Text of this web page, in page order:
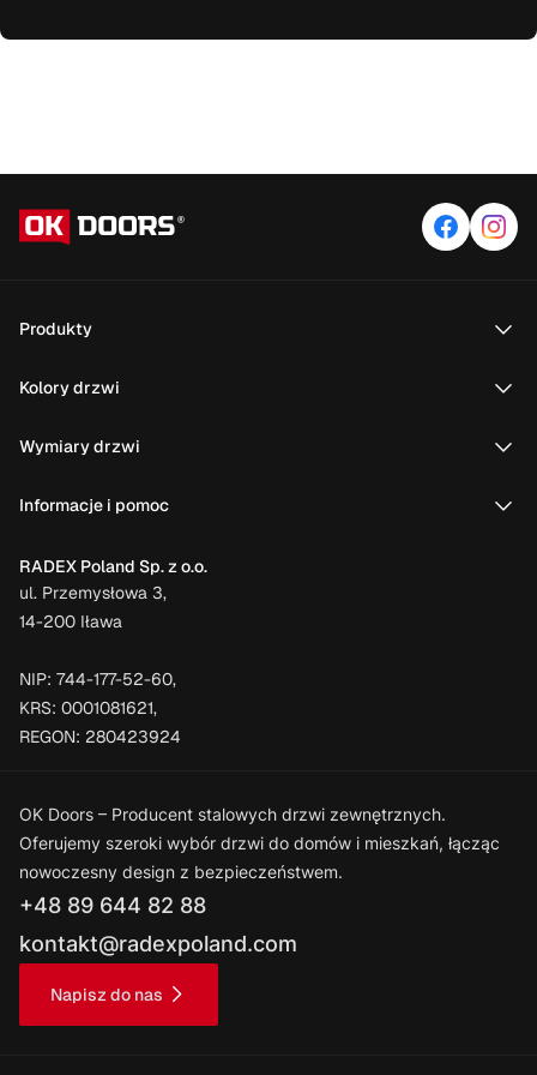
Produkty
Kolory drzwi
Wymiary drzwi
Informacje i pomoc
RADEX Poland Sp. z o.o.
ul. Przemysłowa 3,
14-200 Iława
NIP: 744-177-52-60,
KRS: 0001081621,
REGON: 280423924
OK Doors – Producent stalowych drzwi zewnętrznych.
Oferujemy szeroki wybór drzwi do domów i mieszkań, łącząc
nowoczesny design z bezpieczeństwem.
+48 89 644 82 88
kontakt@radexpoland.com
Napisz do nas